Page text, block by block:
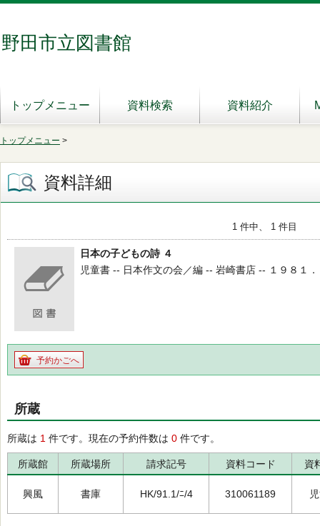
野田市立図書館
トップメニュー 資料検索 資料紹介
トップメニュー >
資料詳細
1 件中、 1 件目
日本の子どもの詩 ４
児童書 -- 日本作文の会／編 -- 岩崎書店 -- １９８１
予約かごへ
所蔵
所蔵は 1 件です。現在の予約件数は 0 件です。
所蔵館 所蔵場所 請求記号 資料コード 資
興風 書庫 HK/91.1/ﾆ/4 310061189